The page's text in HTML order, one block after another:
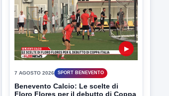
ULTIMI VIDEO
TUTTI I VIDEO